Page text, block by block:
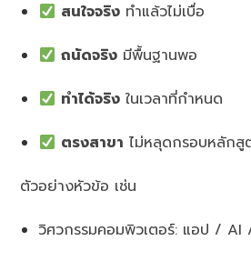
สนใจจริงทำแล้วไม่เบื่อ
ถนัดจริงมีพื้นฐานพอ
ทำได้จริงในเวลาที่กำหนด
ตรงสาขา ไม่หลุดกรอบหลักสู
ตัวอย่างหัวข้อ เช่น
วิศวกรรมคอมพิวเตอร์: แอป / AI